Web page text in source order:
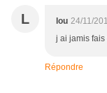
L lou 24/11/
j ai jamis fais
Répondre